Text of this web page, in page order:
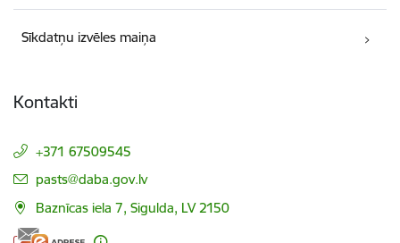
Sīkdatņu izvēles maiņa
Kontakti
+371 67509545
E-pasts:
pasts@daba.gov.lv
Baznīcas iela 7, Sigulda, LV 2150